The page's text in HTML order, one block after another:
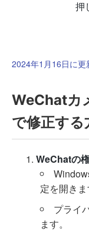
押
2024年1月16日に更
WeChatカ
で修正する
WeChatの
定を開きま
プライ
ます。